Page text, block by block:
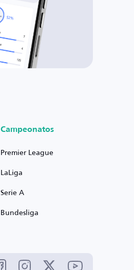
Campeonatos
Premier League
LaLiga
Serie A
Bundesliga